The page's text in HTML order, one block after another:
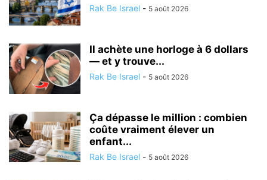
Rak Be Israel - 5 août 2026
Il achète une horloge à 6 dollars
— et y trouve...
Rak Be Israel - 5 août 2026
Ça dépasse le million : combien
coûte vraiment élever un
enfant...
Rak Be Israel - 5 août 2026